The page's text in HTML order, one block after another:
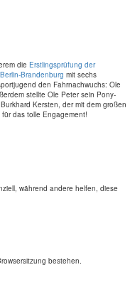
die Erstlingsprüfung der
Brandenburg mit sechs
den Fahrnachwuchs: Ole
stellte Ole Peter sein Pony-
Kersten, der mit dem großen
das tolle Engagement!
während andere helfen, diese
bestehen.